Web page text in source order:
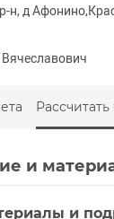
н, д
и
и